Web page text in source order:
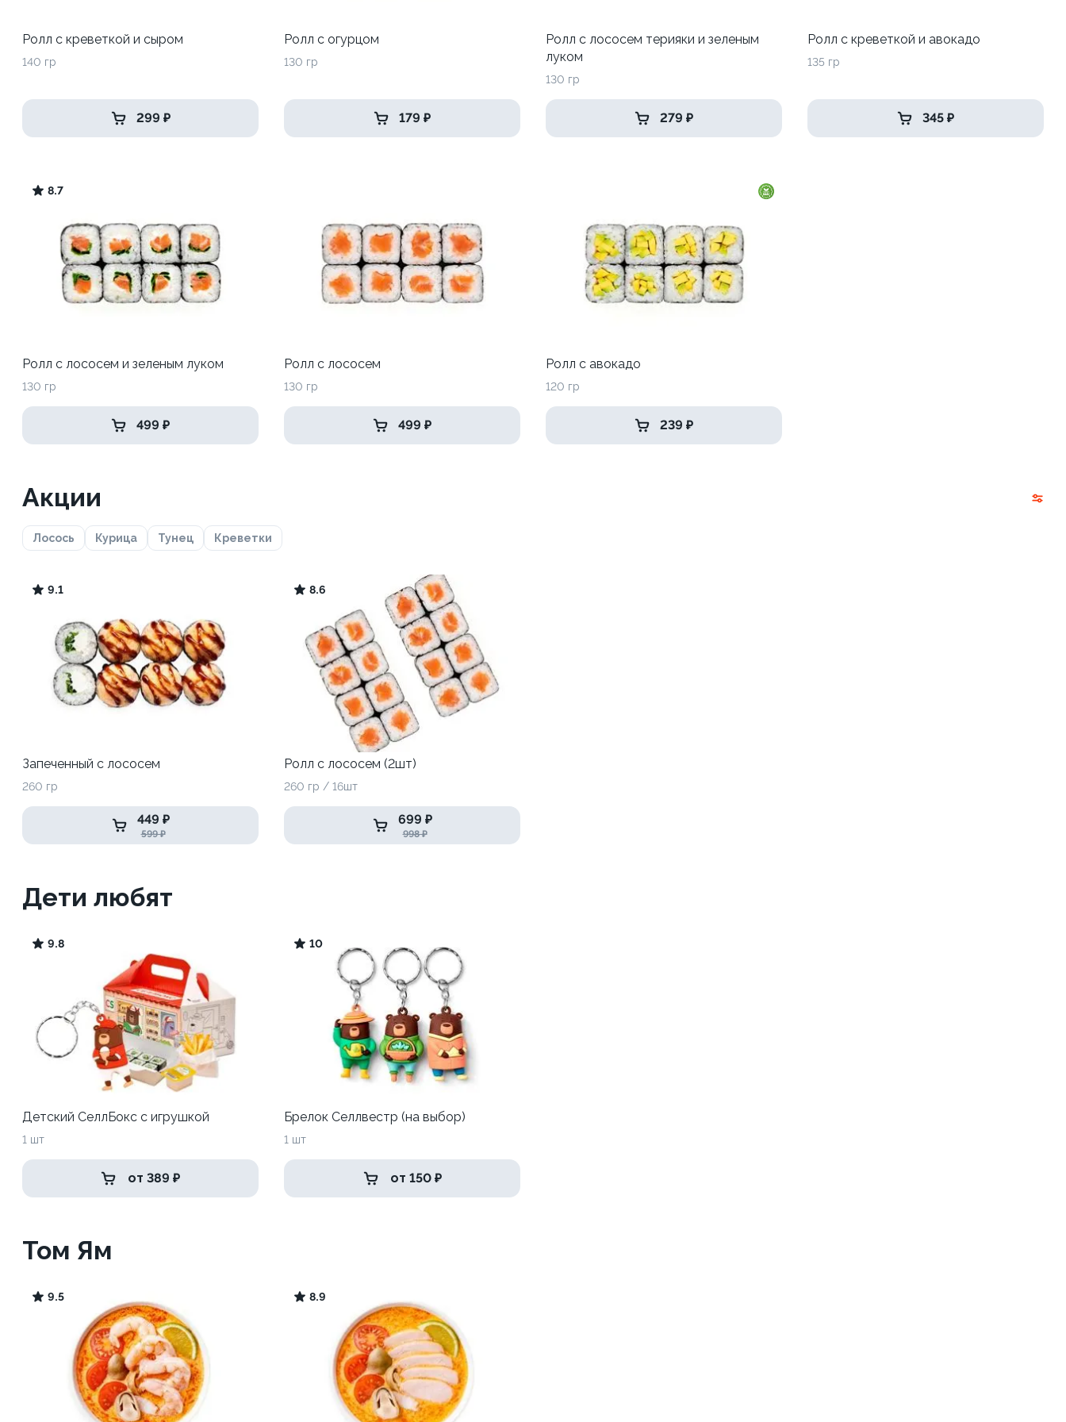
Ролл с креветкой и сыром
140 гр
299 ₽
Ролл с огурцом
130 гр
179 ₽
Ролл с лососем терияки и зеленым
луком
130 гр
279 ₽
Ролл с креветкой и авокадо
135 гр
345 ₽
8.7
Ролл с лососем и зеленым луком
130 гр
499 ₽
Ролл с лососем
130 гр
499 ₽
Ролл с авокадо
120 гр
239 ₽
Акции
Лосось Курица Тунец Креветки
9.1
Запеченный с лососем
260 гр
449 ₽
599 ₽
8.6
Ролл с лососем (2шт)
260 гр / 16шт
699 ₽
998 ₽
Дети любят
9.8
Детский СеллБокс с игрушкой
1 шт
от 389 ₽
10
Брелок Селлвестр (на выбор)
1 шт
от 150 ₽
Том Ям
9.5 8.9